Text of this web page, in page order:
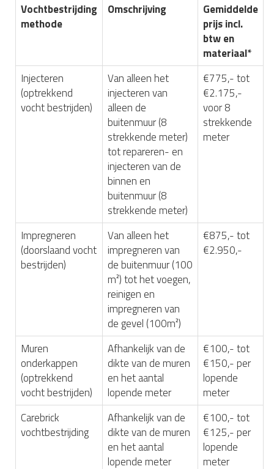
Vochtbestrijding
methode
Omschrijving
Gemiddelde
prijs incl.
btw en
materiaal*
Injecteren
(optrekkend
vocht bestrijden)
Van alleen het
injecteren van
alleen de
buitenmuur (8
strekkende meter)
tot repareren- en
injecteren van de
binnen en
buitenmuur (8
strekkende meter)
€775,- tot
€2.175,-
voor 8
strekkende
meter
Impregneren
(doorslaand vocht
bestrijden)
Van alleen het
impregneren van
de buitenmuur (100
m²) tot het voegen,
reinigen en
impregneren van
de gevel (100m²)
€875,- tot
€2.950,-
Muren
onderkappen
(optrekkend
vocht bestrijden)
Afhankelijk van de
dikte van de muren
en het aantal
lopende meter
€100,- tot
€150,- per
lopende
meter
Carebrick
vochtbestrijding
Afhankelijk van de
dikte van de muren
en het aantal
lopende meter
€100,- tot
€125,- per
lopende
meter